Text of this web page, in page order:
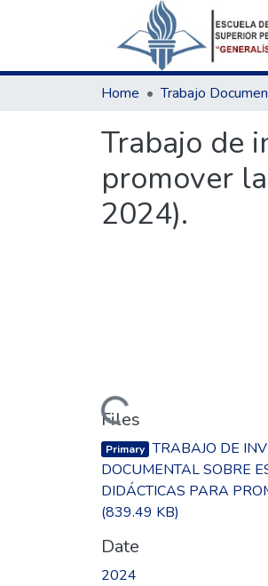
Home Trabajo
Trabajo de
promover
2024).
Loading...
Files
Primary TRABAJO DE
DOCUMENTAL SOBRE
DIDÁCTICAS PARA
(839.49 KB)
Date
2024